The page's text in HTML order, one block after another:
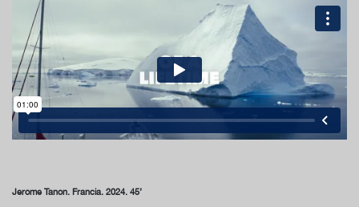
Jérôme Tanon. Francia. 2024. 45’